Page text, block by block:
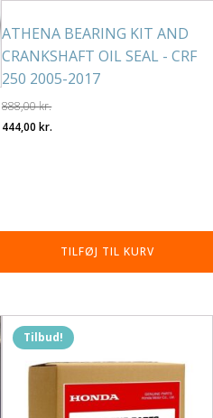
ATHENA BEARING KIT AND
CRANKSHAFT OIL SEAL - CRF
250 2005-2017
888,00kr.
Den
444,00kr.
TILFØJ TIL KURV
Tilbud!